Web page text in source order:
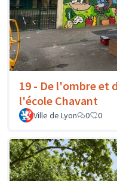
19 - De l'ombre et
l'école Chavant
Ville de Lyon 0 0